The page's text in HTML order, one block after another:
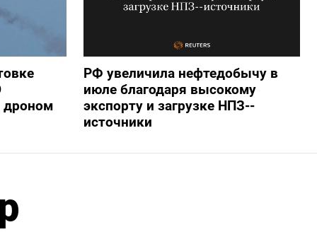
дроном
РФ увеличила нефтедобычу в
июле благодаря высокому
экспорту и загрузке НПЗ--
источники